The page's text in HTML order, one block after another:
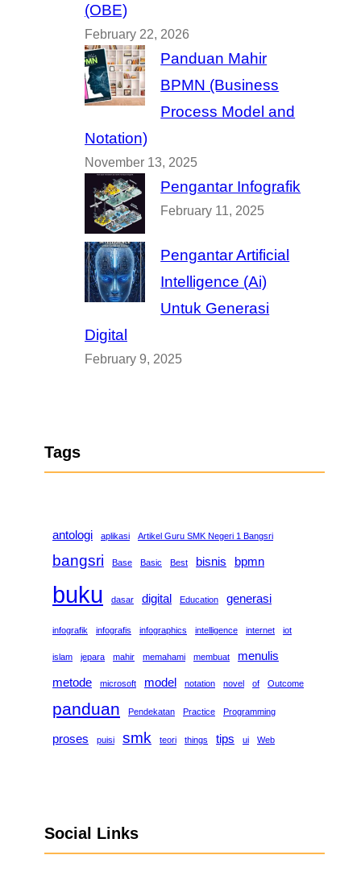
(OBE)
February 22, 2026
Panduan Mahir
BPMN (Business
Process Model and
Notation)
November 13, 2025
Pengantar Infografik
February 11, 2025
Pengantar Artificial
Intelligence (Ai)
Untuk Generasi
Digital
February 9, 2025
Tags
antologi aplikasi Artikel Guru SMK Negeri 1 Bangsri
bangsri Base Basic Best bisnis bpmn
buku dasar digital Education generasi
infografik infografis infographics intelligence internet iot
islam jepara mahir memahami membuat
menulis
metode
microsoft model notation novel of Outcome
panduan Pendekatan Practice Programming
proses puisi smk teori things tips ui Web
Social Links